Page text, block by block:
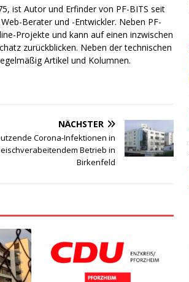
ist Autor und Erfinder von PF-BITS seit
Berater und -Entwickler. Neben PF-
Projekte und kann auf einen inzwischen
zurückblicken. Neben der technischen
Artikel und Kolumnen.
NÄCHSTER
Corona-Infektionen in
Betrieb in
Birkenfeld